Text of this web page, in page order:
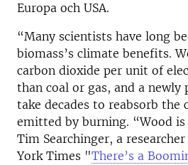
Europa och USA.
“Many scientists have long
biomass’s climate benefits.
carbon dioxide per unit of
than coal or gas, and a newly
take decades to reabsorb the
emitted by burning. “Wood is
Tim Searchinger, a
York Times "There’s a